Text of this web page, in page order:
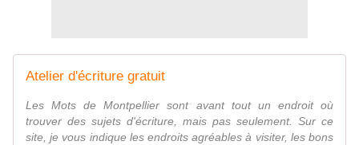
Atelier d'écriture gratuit
Les Mots de Montpellier sont avant tout un endroit où
trouver des sujets d'écriture, mais pas seulement. Sur ce
site, je vous indique les endroits agréables à visiter, les bons